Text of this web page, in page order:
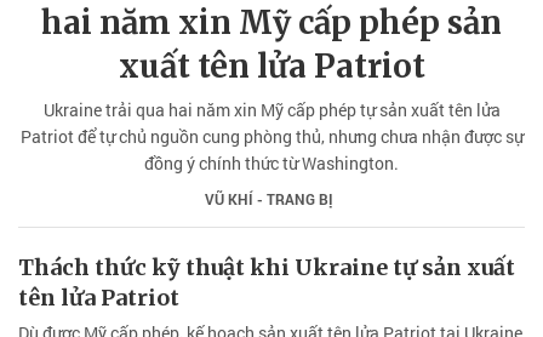
hai năm xin Mỹ cấp phép sản
xuất tên lửa Patriot
Ukraine trải qua hai năm xin Mỹ cấp phép tự sản xuất tên lửa
Patriot để tự chủ nguồn cung phòng thủ, nhưng chưa nhận được sự
đồng ý chính thức từ Washington.
VŨ KHÍ - TRANG BỊ
Thách thức kỹ thuật khi Ukraine tự sản xuất
tên lửa Patriot